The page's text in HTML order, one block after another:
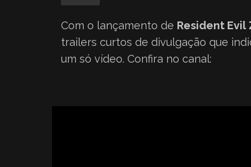
Com o lançamento de Resident Evil
trailers curtos de divulgação que
um só vídeo. Confira no canal: